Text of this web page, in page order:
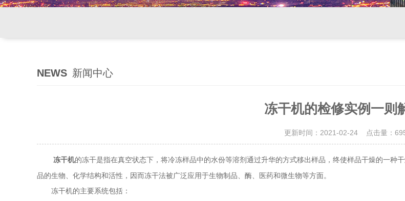
NEWS 新闻中心
冻干机的检修实例一则
更新时间：2021-02-24 点击量：
冻干机的冻干是指在真空状态下，将冷冻样品中的水份等溶剂通过升华的方式移出样品，终使样品干燥的一种
品的生物、化学结构和活性，因而冻干法被广泛应用于生物制品、酶、医药和微生物等方面。
冻干机的主要系统包括：